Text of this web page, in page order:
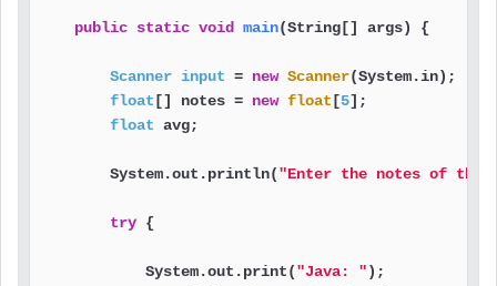
public static void main(String[] args) {
Scanner input = new Scanner
float [] notes = new float [5
float
        System.out.println(
"Enter the notes of the
try {
            System.out.print(
"Java: "